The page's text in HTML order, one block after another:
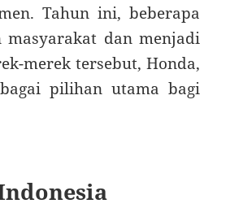
Tahun ini, beberapa
dan menjadi
merek tersebut, Honda,
pilihan utama bagi